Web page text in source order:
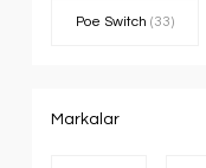
Poe Switch (33)
Markalar